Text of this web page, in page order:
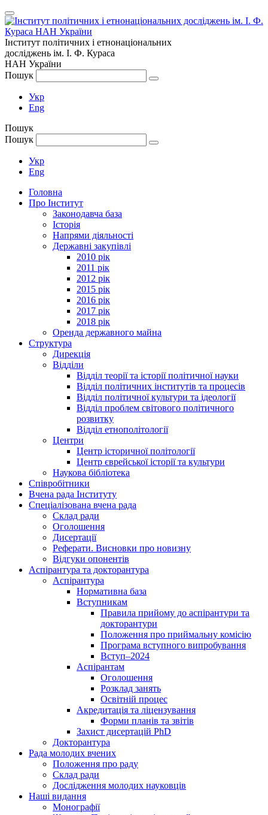
Інститут політичних і етнонаціональних
досліджень ім. І. Ф. Кураса
НАН України
Пошук
Укр
Eng
Пошук
Пошук
Укр
Eng
Головна
Про Інститут
Законодавча база
Історія
Напрями діяльності
Державні закупівлі
2010 рік
2011 рік
2012 рік
2015 рік
2016 рік
2017 рік
2018 рік
Оренда державного майна
Структура
Дирекція
Відділи
Відділ теорії та історії політичної науки
Відділ політичних інститутів та процесів
Відділ політичної культури та ідеології
Відділ проблем світового політичного
розвитку
Відділ етнополітології
Центри
Центр історичної політології
Центр єврейської історії та культури
Наукова бібліотека
Співробітники
Вчена рада Інституту
Спеціалізована вчена рада
Склад ради
Оголошення
Дисертації
Реферати. Висновки про новизну
Відгуки опонентів
Аспірантура та докторантура
Аспірантура
Нормативна база
Вступникам
Правила прийому до аспірантури та
докторантури
Положення про приймальну комісію
Програма вступного випробування
Вступ–2024
Аспірантам
Оголошення
Розклад занять
Освітній процес
Акредитація та ліцензування
Форми планів та звітів
Захист дисертацій PhD
Докторантура
Рада молодих вчених
Положення про раду
Склад ради
Дослідження молодих науковців
Наші видання
Монографії